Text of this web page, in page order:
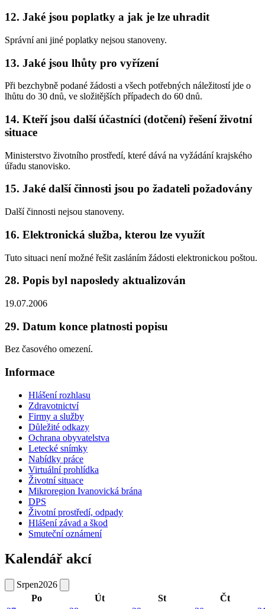
12. Jaké jsou poplatky a jak je lze uhradit
Správní ani jiné poplatky nejsou stanoveny.
13. Jaké jsou lhůty pro vyřízení
Při bezchybně podané žádosti a všech potřebných náležitostí jde o
lhůtu do 30 dnů, ve složitějších případech do 60 dnů.
14. Kteří jsou další účastníci (dotčení) řešení životní
situace
Ministerstvo životního prostředí, které dává na vyžádání krajského
úřadu stanovisko.
15. Jaké další činnosti jsou po žadateli požadovány
Další činnosti nejsou stanoveny.
16. Elektronická služba, kterou lze využít
Tuto situaci není možné řešit zasláním žádosti elektronickou poštou.
28. Popis byl naposledy aktualizován
19.07.2006
29. Datum konce platnosti popisu
Bez časového omezení.
Informace
Hlášení rozhlasu
Zdravotnictví
Firmy a služby
Důležité odkazy
Ochrana obyvatelstva
Letecké snímky
Nabídky práce
Virtuální prohlídka
Životní situace
Mikroregion Ivanovická brána
DPS
Životní prostředí, odpady
Hlášení závad a škod
Smuteční oznámení
Kalendář akcí
Srpen2026
Po
Út St
Čt